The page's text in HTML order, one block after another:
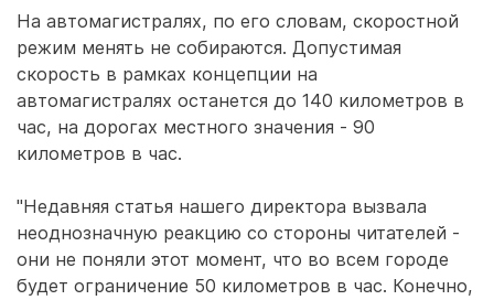
На автомагистралях, по его словам, скоростной
режим менять не собираются. Допустимая
скорость в рамках концепции на
автомагистралях останется до 140 километров в
час, на дорогах местного значения - 90
километров в час.
"Недавняя статья нашего директора вызвала
неоднозначную реакцию со стороны читателей -
они не поняли этот момент, что во всем городе
будет ограничение 50 километров в час. Конечно,